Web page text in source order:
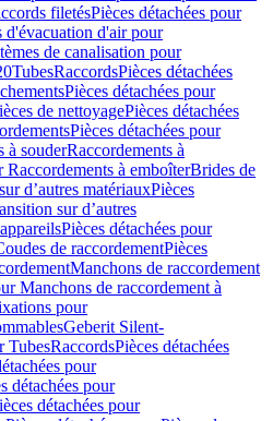
filetésPièces détachées pour
d'évacuation d'air pour
de canalisation pour
TubesRaccordsPièces détachées
Pièces détachées pour
de nettoyagePièces détachées
Pièces détachées pour
à souderRaccordements à
Raccordements à emboîterBrides de
d’autres matériauxPièces
sur d’autres
Pièces détachées pour
de raccordementPièces
Manchons de raccordement
Manchons de raccordement à
pour
Geberit Silent-
TubesRaccordsPièces détachées
pour
détachées pour
détachées pour